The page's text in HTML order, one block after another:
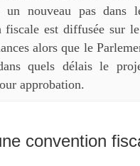
nouveau pas dans
fiscale est diffusée sur
alors que le
quels délais le
approbation.
convention